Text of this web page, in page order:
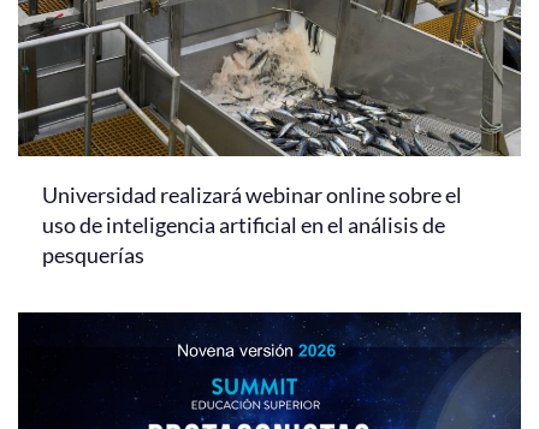
Universidad realizará webinar online sobre el
uso de inteligencia artificial en el análisis de
pesquerías